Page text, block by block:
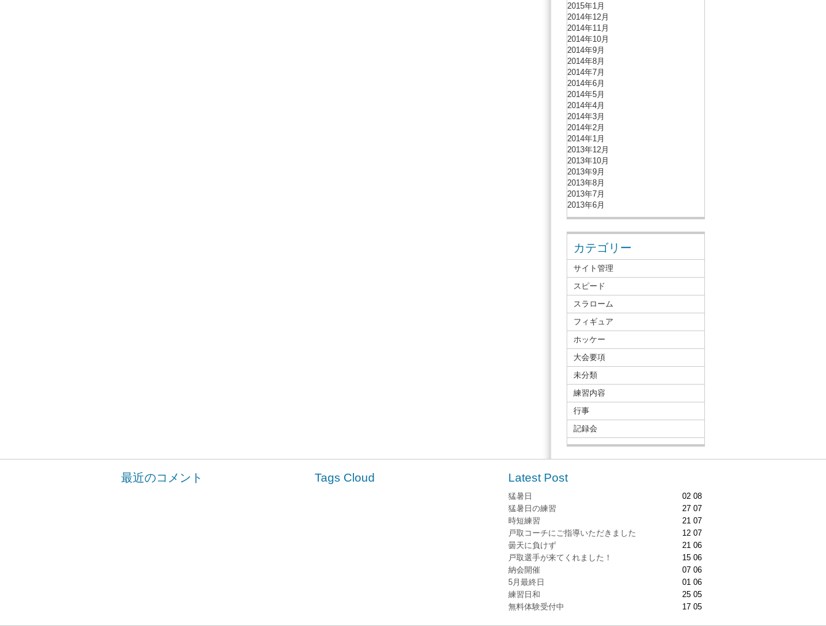
2015年1月
2014年12月
2014年11月
2014年10月
2014年9月
2014年8月
2014年7月
2014年6月
2014年5月
2014年4月
2014年3月
2014年2月
2014年1月
2013年12月
2013年10月
2013年9月
2013年8月
2013年7月
2013年6月
カテゴリー
サイト管理
スピード
スラローム
フィギュア
ホッケー
大会要項
未分類
練習内容
行事
記録会
最近のコメント Tags Cloud Latest Post
猛暑日
02 08
猛暑日の練習
27 07
時短練習
21 07
戸取コーチにご指導いただきました
12 07
曇天に負けず
21 06
戸取選手が来てくれました！
15 06
納会開催
07 06
5月最終日
01 06
練習日和
25 05
無料体験受付中
17 05